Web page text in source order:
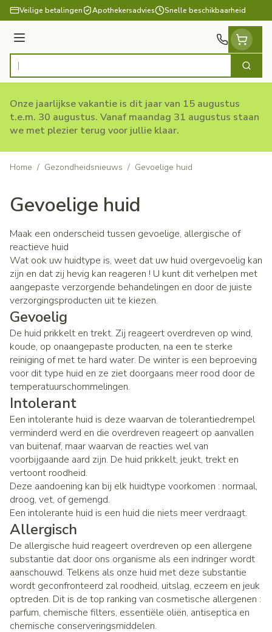
Ga naar de inhoud
Veilige betalingen Apothekersadvies Snelle beschikbaarheid
Menu
Product, merk, categorie... Zoek
Onze jaarlijkse vakantie is dit jaar van 15 augustus
t.e.m. 30 augustus. Vanaf maandag 31 augustus staan
we met plezier terug voor jullie klaar.
Home / Gezondheidsnieuws / Gevoelige huid
Gevoelige huid
Maak een onderscheid tussen gevoelige, allergische of
reactieve huid
Wat ook uw huidtype is, weet dat uw huid overgevoelig kan
zijn en dat zij hevig kan reageren ! U kunt dit verhelpen met
aangepaste verzorgende behandelingen en door de juiste
verzorgingsproducten uit te kiezen.
Gevoelig
De huid prikkelt en trekt. Zij reageert overdreven op wind,
koude, op onaangepaste producten, na een te sterke
reiniging of met te hard water. De winter is een beproeving
voor dit type huid en ze ziet doorgaans meer rood door de
temperatuurschommelingen.
Intolerant
Een intolerante huid is deze waarvan de tolerantiedrempel
verminderd werd en die overdreven reageert op aanvallen
van buitenaf, maar waarvan de reacties wel van
voorbijgaande aard zijn. De huid prikkelt, jeukt, trekt en
vertoont roodheid.
Deze aandoening kan bij elk huidtype voorkomen : normaal,
droog, vet, of gemengd.
Een intolerante huid is een huid die niets meer verdraagt.
Allergisch
De allergische huid reageert overdreven op een allergene
substantie dat door ons organisme als een indringer wordt
aanschouwd. Telkens als onze huid met deze substantie
wordt geconfronteerd zal roodheid, uitslag, eczeem en jeuk
optreden. Dit is de top ranking van cosmetische allergenen :
parfum, chemische filters, essentiële oliën, antiseptica en
chemische conserveringsmiddelen.